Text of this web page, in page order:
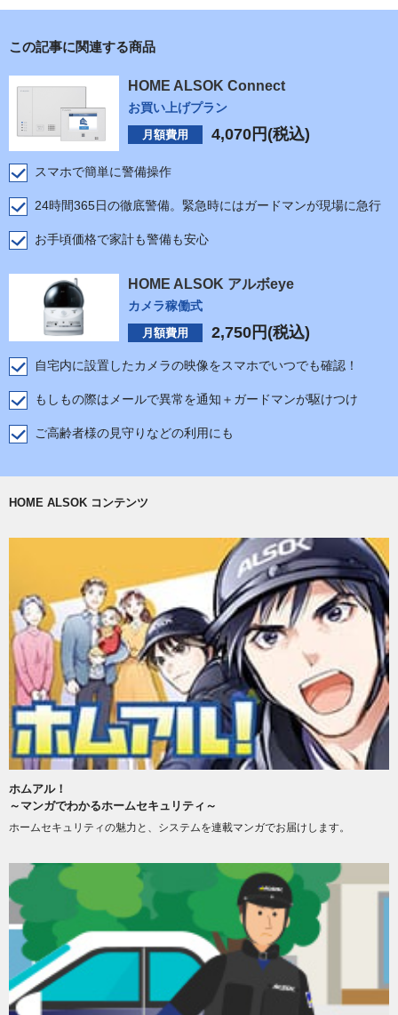
この記事に関連する商品
HOME ALSOK Connect
お買い上げプラン
月額費用 4,070 円(税込)
スマホで簡単に警備操作
24時間365日の徹底警備。緊急時にはガードマンが現場に急行
お手頃価格で家計も警備も安心
HOME ALSOK アルボeye
カメラ稼働式
月額費用 2,750 円(税込)
自宅内に設置したカメラの映像をスマホでいつでも確認！
もしもの際はメールで異常を通知＋ガードマンが駆けつけ
ご高齢者様の見守りなどの利用にも
HOME ALSOK コンテンツ
ホムアル！
～マンガでわかるホームセキュリティ～
ホームセキュリティの魅力と、システムを連載マンガでお届けします。